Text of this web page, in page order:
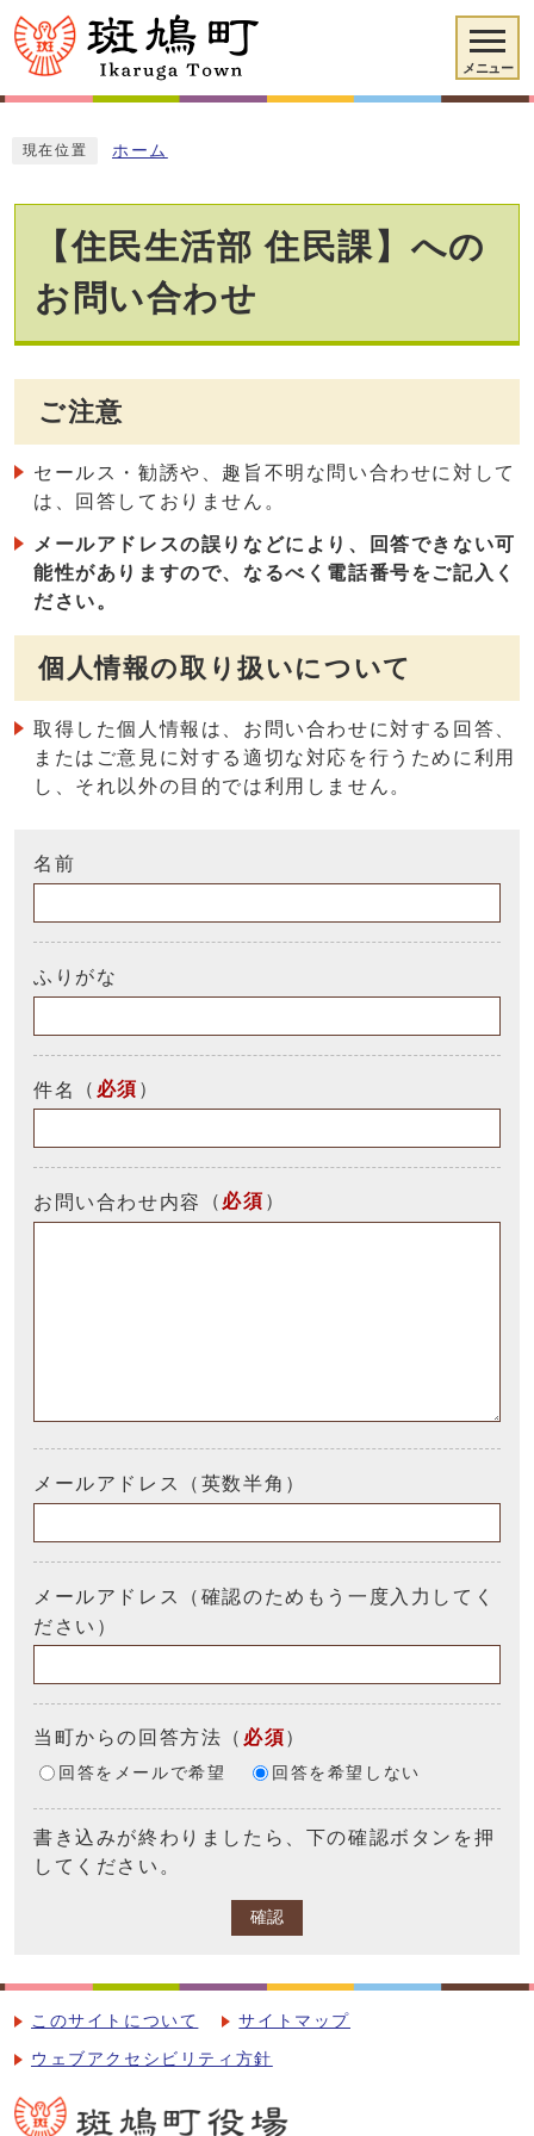
メニュー
現在位置 ホーム
【住民生活部 住民課】への
お問い合わせ
ご注意
セールス・勧誘や、趣旨不明な問い合わせに対して
は、回答しておりません。
メールアドレスの誤りなどにより、回答できない可
能性がありますので、なるべく電話番号をご記入く
ださい。
個人情報の取り扱いについて
取得した個人情報は、お問い合わせに対する回答、
またはご意見に対する適切な対応を行うために利用
し、それ以外の目的では利用しません。
名前
ふりがな
件名 （ 必須 ）
お問い合わせ内容 （ 必須 ）
メールアドレス（英数半角）
メールアドレス（確認のためもう一度入力してく
ださい）
当町からの回答方法 （ 必須）
回答をメールで希望 回答を希望しない
書き込みが終わりましたら、下の確認ボタンを押
してください。
確認
このサイトについて サイトマップ
ウェブアクセシビリティ方針